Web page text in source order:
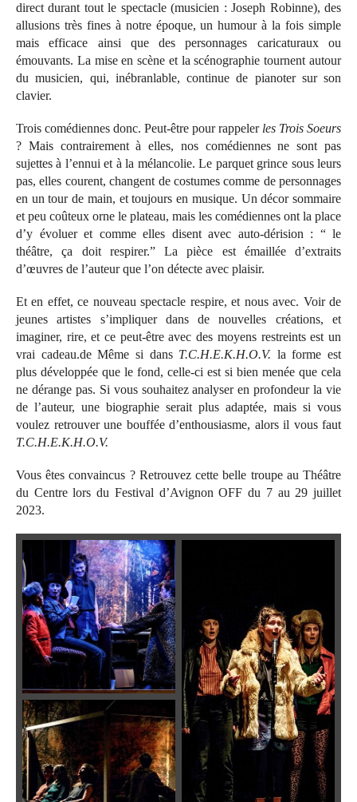
direct durant tout le spectacle (musicien : Joseph Robinne), des
allusions très fines à notre époque, un humour à la fois simple
mais efficace ainsi que des personnages caricaturaux ou
émouvants. La mise en scène et la scénographie tournent autour
du musicien, qui, inébranlable, continue de pianoter sur son
clavier.
Trois comédiennes donc. Peut-être pour rappeler les Trois Soeurs
? Mais contrairement à elles, nos comédiennes ne sont pas
sujettes à l’ennui et à la mélancolie. Le parquet grince sous leurs
pas, elles courent, changent de costumes comme de personnages
en un tour de main, et toujours en musique. Un décor sommaire
et peu coûteux orne le plateau, mais les comédiennes ont la place
d’y évoluer et comme elles disent avec auto-dérision : “ le
théâtre, ça doit respirer.” La pièce est émaillée d’extraits
d’œuvres de l’auteur que l’on détecte avec plaisir.
Et en effet, ce nouveau spectacle respire, et nous avec. Voir de
jeunes artistes s’impliquer dans de nouvelles créations, et
imaginer, rire, et ce peut-être avec des moyens restreints est un
vrai cadeau.de Même si dans T.C.H.E.K.H.O.V. la forme est
plus développée que le fond, celle-ci est si bien menée que cela
ne dérange pas. Si vous souhaitez analyser en profondeur la vie
de l’auteur, une biographie serait plus adaptée, mais si vous
voulez retrouver une bouffée d’enthousiasme, alors il vous faut
T.C.H.E.K.H.O.V.
Vous êtes convaincus ? Retrouvez cette belle troupe au Théâtre
du Centre lors du Festival d’Avignon OFF du 7 au 29 juillet
2023.